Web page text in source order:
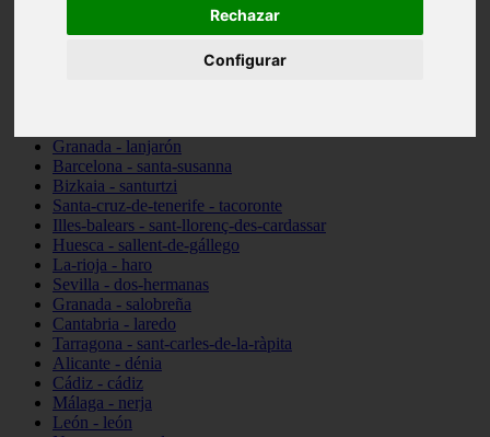
Rechazar
Configurar
Granada - lanjarón
Barcelona - santa-susanna
Bizkaia - santurtzi
Santa-cruz-de-tenerife - tacoronte
Illes-balears - sant-llorenç-des-cardassar
Huesca - sallent-de-gállego
La-rioja - haro
Sevilla - dos-hermanas
Granada - salobreña
Cantabria - laredo
Tarragona - sant-carles-de-la-ràpita
Alicante - dénia
Cádiz - cádiz
Málaga - nerja
León - león